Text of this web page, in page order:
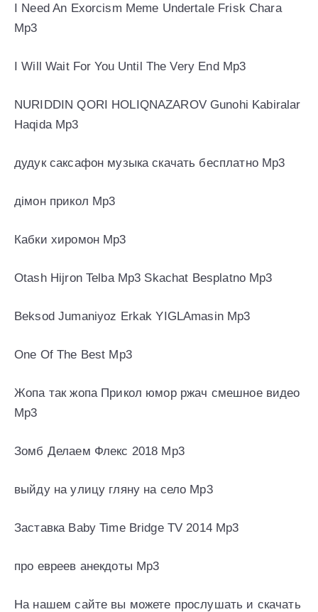
I Need An Exorcism Meme Undertale Frisk Chara
Mp3
I Will Wait For You Until The Very End Mp3
NURIDDIN QORI HOLIQNAZAROV Gunohi Kabiralar
Haqida Mp3
дудук саксафон музыка скачать бесплатно Mp3
дімон прикол Mp3
Кабки хиромон Mp3
Otash Hijron Telba Mp3 Skachat Besplatno Mp3
Beksod Jumaniyoz Erkak YIGLAmasin Mp3
One Of The Best Mp3
Жопа так жопа Прикол юмор ржач смешное видео
Mp3
Зомб Делаем Флекс 2018 Mp3
выйду на улицу гляну на село Mp3
Заставка Baby Time Bridge TV 2014 Mp3
про евреев анекдоты Mp3
На нашем сайте вы можете прослушать и скачать